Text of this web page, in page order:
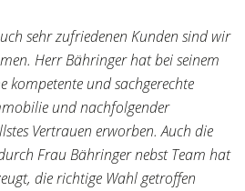
sehr zufriedenen Kunden sind wir
Herr Bähringer hat bei seinem
kompetente und sachgerechte
und nachfolgender
Vertrauen erworben. Auch die
Frau Bähringer nebst Team hat
die richtige Wahl getroffen